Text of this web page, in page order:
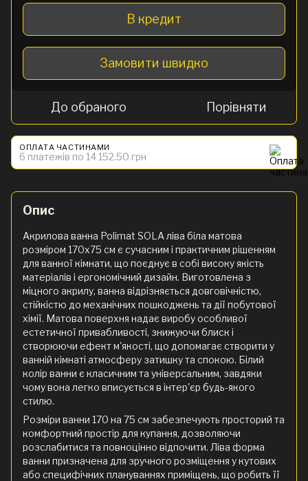
В кредит
Замовити швидко
До обраного Порівняти
ОПЛАТА ЧАСТИНАМИ
6 платежів по 14 152.50 грн
Опис
Акрилова ванна Polimat SOLA ліва біла матова
розміром 170х75 см є сучасним і практичним рішенням
для ванної кімнати, що поєднує в собі високу якість
матеріалів і ергономічний дизайн. Виготовлена з
міцного акрилу, ванна відрізняється довговічністю,
стійкістю до механічних пошкоджень та дії побутової
хімії. Матова поверхня надає виробу особливої
естетичної привабливості, знижуючи блиск і
створюючи ефект м'якості, що допомагає створити у
ванній кімнаті атмосферу затишку та спокою. Білий
колір ванни є класичним та універсальним, завдяки
чому вона легко вписується в інтер'єр будь-якого
стилю.
Розміри ванни 170 на 75 см забезпечують просторий та
комфортний простір для купання, дозволяючи
розслабитися та повноцінно відпочити. Ліва форма
ванни призначена для зручного розміщення у кутових
або специфічних плануваннях приміщень, що робить її